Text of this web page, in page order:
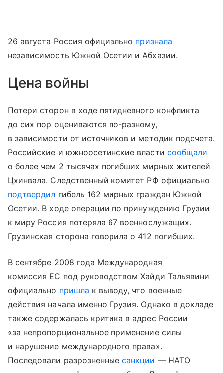
26 августа Россия официально признала
независимость Южной Осетии и Абхазии.
Цена войны
Потери сторон в ходе пятидневного конфликта
до сих пор оцениваются по-разному,
в зависимости от источников и методик подсчета.
Российские и южноосетинские власти сообщали
о более чем 2 тысячах погибших мирных жителей
Цхинвала. Следственный комитет РФ официально
подтвердил гибель 162 мирных граждан Южной
Осетии. В ходе операции по принуждению Грузии
к миру Россия потеряла 67 военнослужащих.
Грузинская сторона говорила о 412 погибших.
В сентябре 2008 года Международная
комиссия ЕС под руководством Хайди Тальявини
официально пришла к выводу, что военные
действия начала именно Грузия. Однако в докладе
также содержалась критика в адрес России
«за непропорциональное применение силы
и нарушение международного права».
Последовали разрозненныесанкции — НАТО